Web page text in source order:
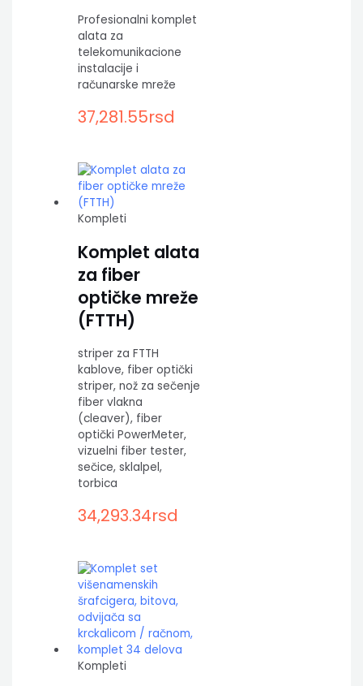
Profesionalni komplet
alata za
telekomunikacione
instalacije i
računarske mreže
37,281.55rsd
Kompleti
Komplet alata
za fiber
optičke mreže
(FTTH)
striper za FTTH
kablove, fiber optički
striper, nož za sečenje
fiber vlakna
(cleaver), fiber
optički PowerMeter,
vizuelni fiber tester,
sečice, sklalpel,
torbica
34,293.34rsd
Kompleti